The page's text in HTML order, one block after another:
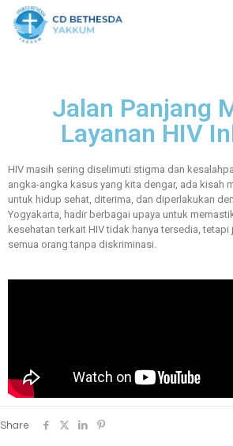
Jalan Panjang
Layanan HIV
HIV masih sering diselimuti stigma dan
angka-angka kasus yang kita dengar, ada kisah
untuk hidup sehat, diterima, dan diperlakukan
Yogyakarta, hadir berbagai upaya untuk
kesehatan terkait HIV tidak hanya tersedia,
semua orang tanpa diskriminasi.
Share